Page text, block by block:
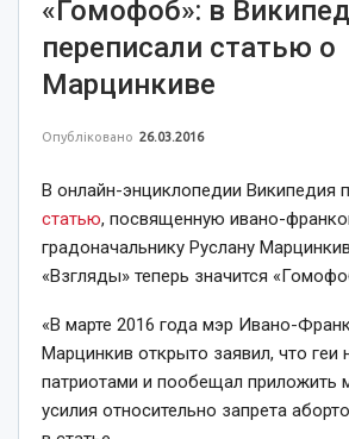
«Гомофоб»: в
переписали статью о
Марцинкиве
Опубліковано 26.03.2016
В онлайн-энциклопедии Википедия
статью, посвященную ивано-
градоначальнику Руслану
«Взгляды» теперь значится
«В марте 2016 года мэр Ивано-
Марцинкив открыто заявил, что геи
патриотами и пообещал приложить
усилия относительно запрета